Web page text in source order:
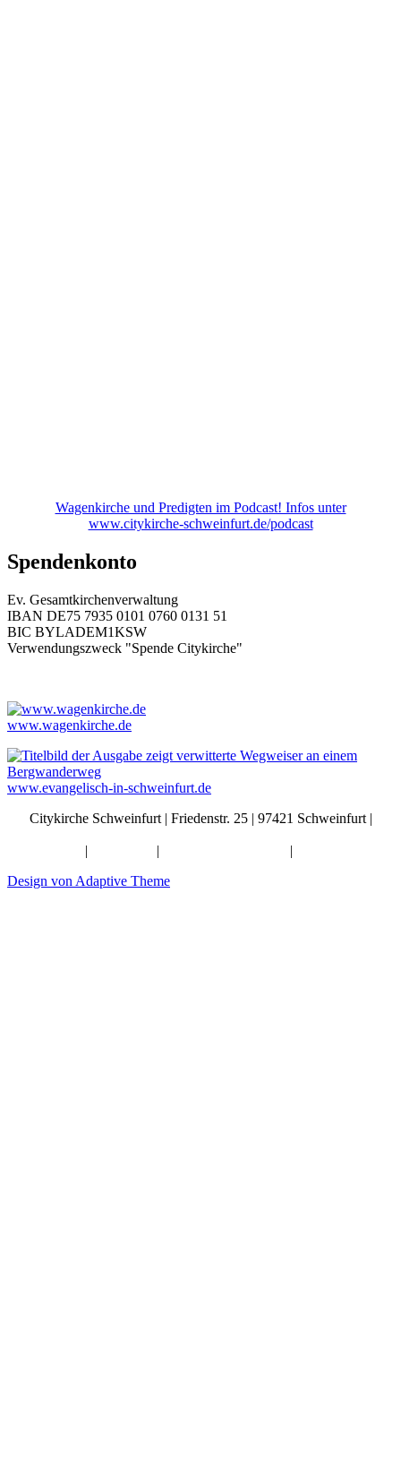
Wagenkirche und Predigten im Podcast! Infos unter
www.citykirche-schweinfurt.de/podcast
Spendenkonto
Ev. Gesamtkirchenverwaltung
IBAN DE75 7935 0101 0760 0131 51
BIC BYLADEM1KSW
Verwendungszweck "Spende Citykirche"
www.wagenkirche.de
www.evangelisch-in-schweinfurt.de
Citykirche Schweinfurt | Friedenstr. 25 | 97421 Schweinfurt |
| | |
Design von Adaptive Theme